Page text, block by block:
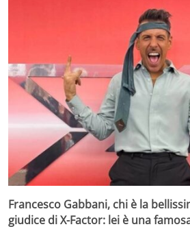
Francesco Gabbani, chi è la
giudice di X-Factor: lei è una